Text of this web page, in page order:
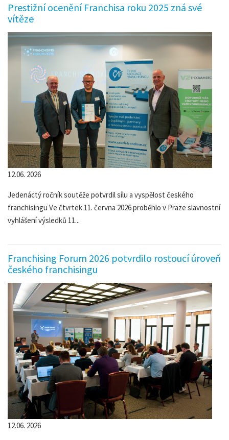
Prestižní ocenění Franchisa roku 2025 zná své
vítěze
12.06. 2026
Jedenáctý ročník soutěže potvrdil sílu a vyspělost českého
franchisingu Ve čtvrtek 11. června 2026 proběhlo v Praze slavnostní
vyhlášení výsledků 11...
Franchising Forum 2026 potvrdilo rostoucí úroveň
českého franchisingu
12.06. 2026